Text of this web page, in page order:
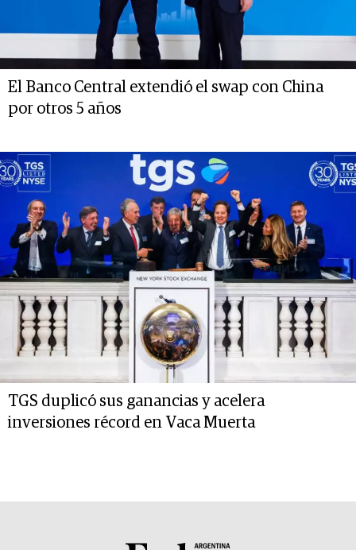
El Banco Central extendió el swap con China
por otros 5 años
TGS duplicó sus ganancias y acelera
inversiones récord en Vaca Muerta